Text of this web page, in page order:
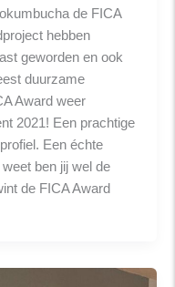
de FICA
hebben
geworden en ook
duurzame
Award weer
2021! Een prachtige
Een échte
ben jij wel de
de FICA Award